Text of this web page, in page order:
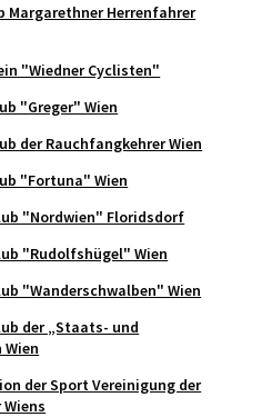
Margarethner Herrenfahrer
"Wiedner Cyclisten"
"Greger" Wien
der Rauchfangkehrer Wien
"Fortuna" Wien
"Nordwien" Floridsdorf
"Rudolfshügel" Wien
"Wanderschwalben" Wien
der „Staats- und
der Sport Vereinigung der